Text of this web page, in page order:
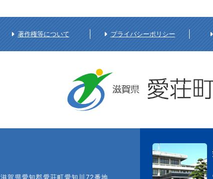
著作権等について プライバシーポリシー
滋賀県愛知郡愛荘町愛知川72番地